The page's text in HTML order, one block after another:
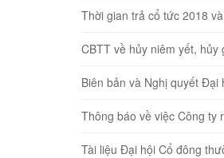
Thời gian trả cổ tức 2018
CBTT về hủy niêm yết, hủy
Biên bản và Nghị quyết
Thông báo về việc Công ty
Tài liệu Đại hội Cổ đông